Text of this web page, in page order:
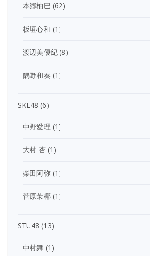
本郷柚巴 (62)
板垣心和 (1)
渡辺美優紀 (8)
隅野和奏 (1)
SKE48 (6)
中野愛理 (1)
大村 杏(1)
柴田阿弥(1)
菅原茉椰(1)
STU48 (13)
中村舞 (1)